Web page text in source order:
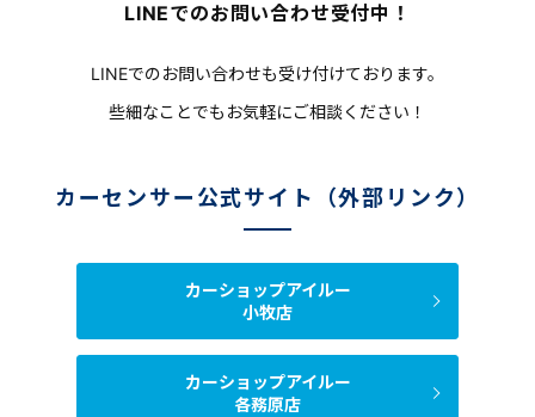
LINEでのお問い合わせ受付中！
LINEでのお問い合わせも受け付けております。
些細なことでもお気軽にご相談ください！
カーセンサー公式サイト（外部リンク）
カーショップアイルー
小牧店
カーショップアイルー
各務原店